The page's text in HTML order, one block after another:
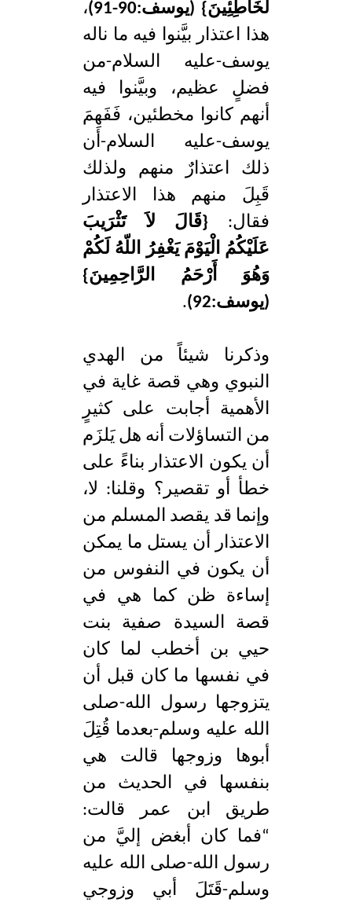
لَخَاطِئِينَ} (يوسف:90-91)
،
هذا اعتذار بيَّنوا فيه ما ناله
يوسف-عليه السلام-من
فضلٍ عظيم، وبيَّنوا فيه
أنهم كانوا مخطئين، فَفَهِمَ
يوسف-عليه السلام-أن
ذلك اعتذارٌ منهم ولذلك
قَبِلَ منهم هذا الاعتذار
فقال: {قَالَ لاَ تَثْرَيبَ
عَلَيْكُمُ الْيَوْمَ يَغْفِرُ اللّهُ لَكُمْ
وَهُوَ أَرْحَمُ الرَّاحِمِينَ}
(يوسف:92)
.
وذكرنا شيئاً من الهدي
النبوي وهي قصة غاية في
الأهمية أجابت على كثيرٍ
من التساؤلات أنه هل يَلزَم
أن يكون الاعتذار بناءً على
خطأ أو تقصير؟ وقلنا: لا،
وإنما قد يقصد المسلم من
الاعتذار أن يستل ما يمكن
أن يكون في النفوس من
إساءة ظن كما هي في
قصة السيدة صفية بنت
حيي بن أخطب لما كان
في نفسها ما كان قبل أن
يتزوجها رسول الله-صلى
الله عليه وسلم-بعدما قُتِلَ
أبوها وزوجها قالت هي
بنفسها في الحديث من
طريق ابن عمر قالت:
“فما كان أبغض إليَّ من
رسول الله-صلى الله عليه
وسلم-قَتَلَ أبي وزوجي